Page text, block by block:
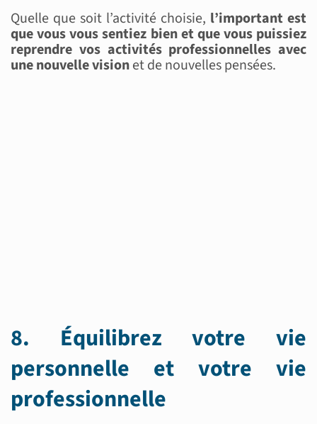
Quelle que soit l’activité choisie, l’important est
que vous vous sentiez bien et que vous puissiez
reprendre vos activités professionnelles avec
une nouvelle visionet de nouvelles pensées.
8. Équilibrez votre vie
personnelle et votre vie
professionnelle